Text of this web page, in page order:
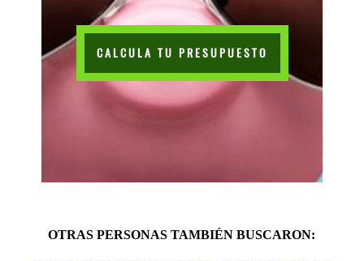
CALCULA TU PRESUPUESTO
OTRAS PERSONAS TAMBIÉN BUSCARON: